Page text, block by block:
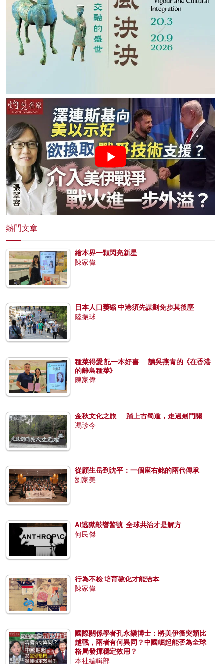
熱門文章
繪本界一顆閃亮新星
陳家偉
日本人口萎縮 中港須先謀劃免步其後塵
陸振球
種菜得愛 記一本好書──讀吳燕青的《在香港
的離島種菜》
陳家偉
金秋文化之旅──踏上古蜀道，走過劍門關
馮珍今
從顧生岳到沈平：一個座右銘的兩代傳承
劉家美
AI逃獄敲響警號 全球共治才是解方
何民傑
行為不檢 培育教化才能治本
陳家偉
國際關係學者孔永樂博士：將美伊衝突類比
越戰，兩者有何異同？中國崛起能否為全球
格局發揮穩定效用？
本社編輯部